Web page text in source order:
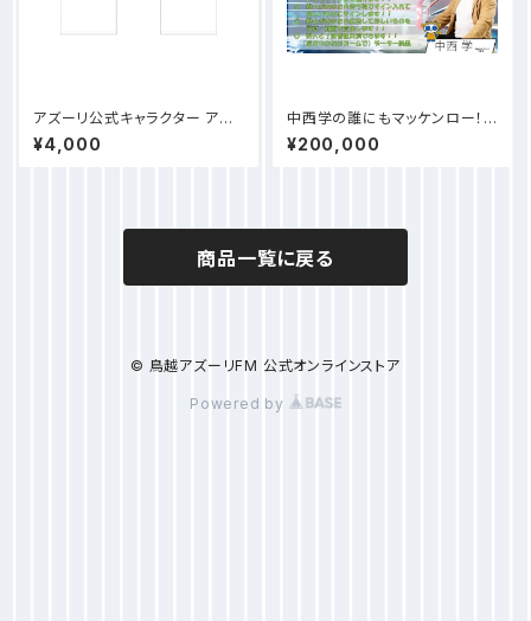
アズーリ公式キャラクター アズ
パンTシャツ
¥4,000
中西学の誰にもマッケンロー！ス
ポンサー様【野人ダンスラリアッ
トプラン 】
¥200,000
商品一覧に戻る
© 鳥越アズーリFM 公式オンラインストア
Powered by